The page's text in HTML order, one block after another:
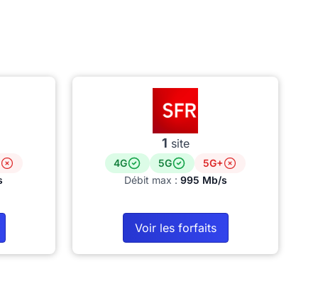
1 site
4G 5G
5G+
Débit max : 995 Mb/s
Voir les forfaits